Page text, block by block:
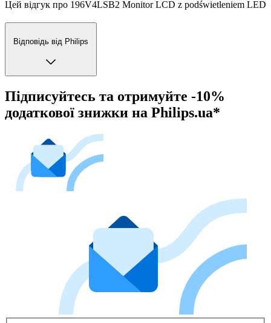
Цей відгук про 196V4LSB2 Monitor LCD z podświetleniem LED
Відповідь від Philips
Підписуйтесь та отримуйте -10%
додаткової знижки на Philips.ua*